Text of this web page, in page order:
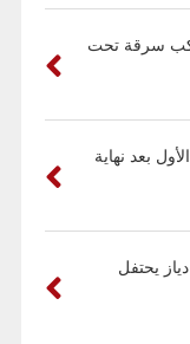
سرقة تحت
بعد نهاية
يحتفل